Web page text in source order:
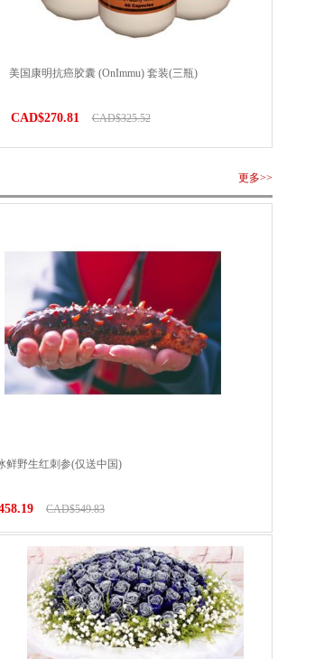
美国康明抗癌胶囊 (OnImmu) 套装(三瓶)
CAD$270.81 CAD$325.52
更多>>
鲜野生红刺参(仅送中国)
CAD$549.83